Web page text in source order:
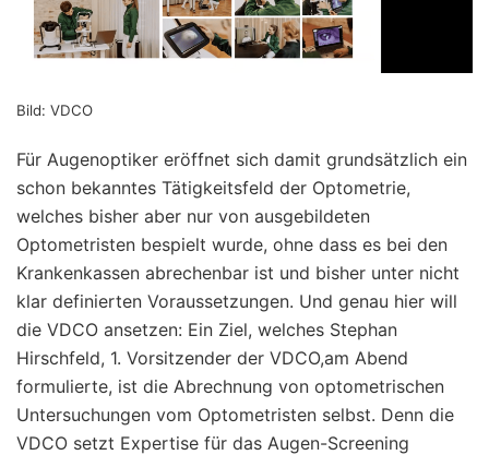
Bild: VDCO
Für Augenoptiker eröffnet sich damit grundsätzlich ein
schon bekanntes Tätigkeitsfeld der Optometrie,
welches bisher aber nur von ausgebildeten
Optometristen bespielt wurde, ohne dass es bei den
Krankenkassen abrechenbar ist und bisher unter nicht
klar definierten Voraussetzungen. Und genau hier will
die VDCO ansetzen: Ein Ziel, welches Stephan
Hirschfeld, 1. Vorsitzender der VDCO,am Abend
formulierte, ist die Abrechnung von optometrischen
Untersuchungen vom Optometristen selbst. Denn die
VDCO setzt Expertise für das Augen-Screening